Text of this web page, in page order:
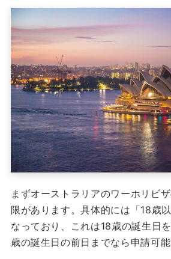
まずオーストラリアのワーホリビ
限があります。具体的には「18歳
なっており、これは18歳の誕生日
歳の誕生日の前日までなら申請可能